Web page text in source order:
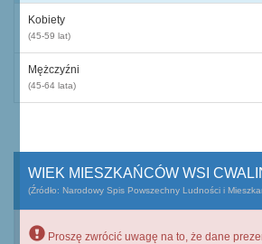
Kobiety
(45-59 lat)
Mężczyźni
(45-64 lata)
WIEK MIESZKAŃCÓW WSI
(Źródło: Narodowy Spis Powszechny Ludności i
Proszę zwrócić uwagę na to, że dane